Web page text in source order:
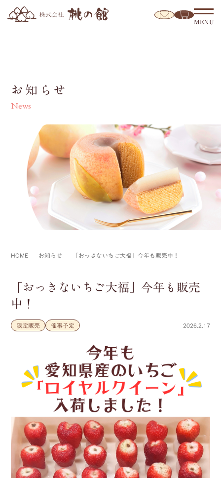
MENU
お知らせ
News
HOME お知らせ 「おっきないちご大福」今年も販売中！
「おっきないちご大福」今年も販売
中！
限定販売 催事予定 2026.2.17